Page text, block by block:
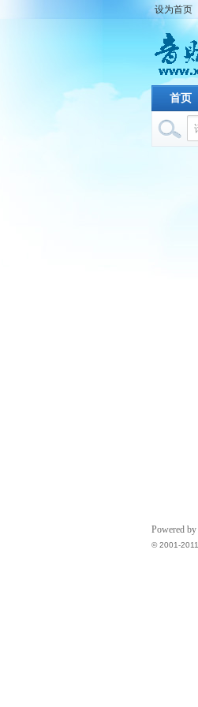
设为首页
首页
Powered by
© 2001-2011